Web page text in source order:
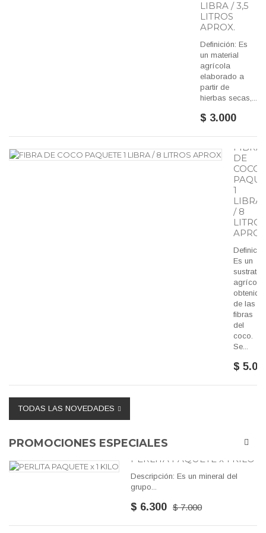
LIBRA / 3,5
LITROS
APROX.
Definición: Es
un material
agrícola
elaborado a
partir de
hierbas secas,...
$ 3.000
FIBRA
DE
COCO
1
LIBRA
/ 8
LITROS
APROX
Es un
sustrato
agrícola
obtenido
de las
fibras
del
coco.
Se...
$
TODAS LAS NOVEDADES
PROMOCIONES ESPECIALES
PERLITA PAQUETE x 1 KILO
Descripción: Es un mineral del
grupo...
$ 6.300 $ 7.000